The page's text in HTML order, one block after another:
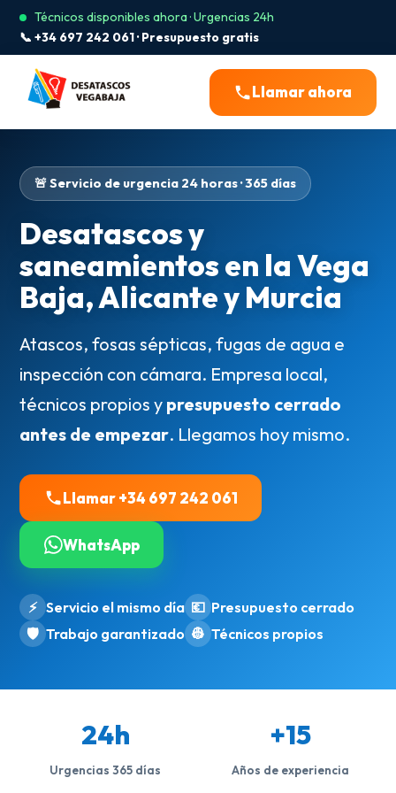
Técnicos disponibles ahora · Urgencias 24h
📞 +34 697 242 061 · Presupuesto gratis
Llamar ahora
🚨 Servicio de urgencia 24 horas · 365 días
Desatascos y
saneamientos en la Vega
Baja, Alicante y Murcia
Atascos, fosas sépticas, fugas de agua e
inspección con cámara. Empresa local,
técnicos propios y presupuesto cerrado
antes de empezar. Llegamos hoy mismo.
Llamar +34 697 242 061
WhatsApp
⚡ Servicio el mismo día 💶 Presupuesto cerrado
🛡️ Trabajo garantizado 👷 Técnicos propios
24h
Urgencias 365 días
+15
Años de experiencia